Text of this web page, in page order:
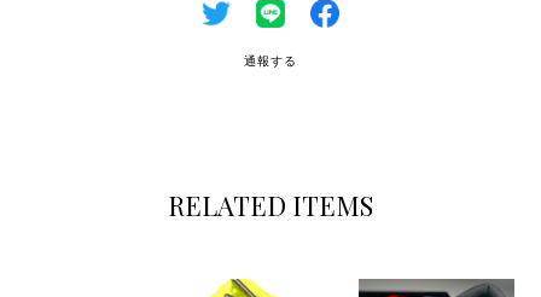
通報する
RELATED ITEMS